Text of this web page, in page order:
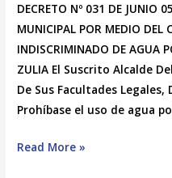
DECRETO Nº 031 DE JUNIO
MUNICIPAL POR MEDIO DEL
INDISCRIMINADO DE AGUA
ZULIA El Suscrito Alcalde
De Sus Facultades Legales,
Prohíbase el uso de agua
Read More »